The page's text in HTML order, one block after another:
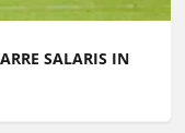
SALARIS IN